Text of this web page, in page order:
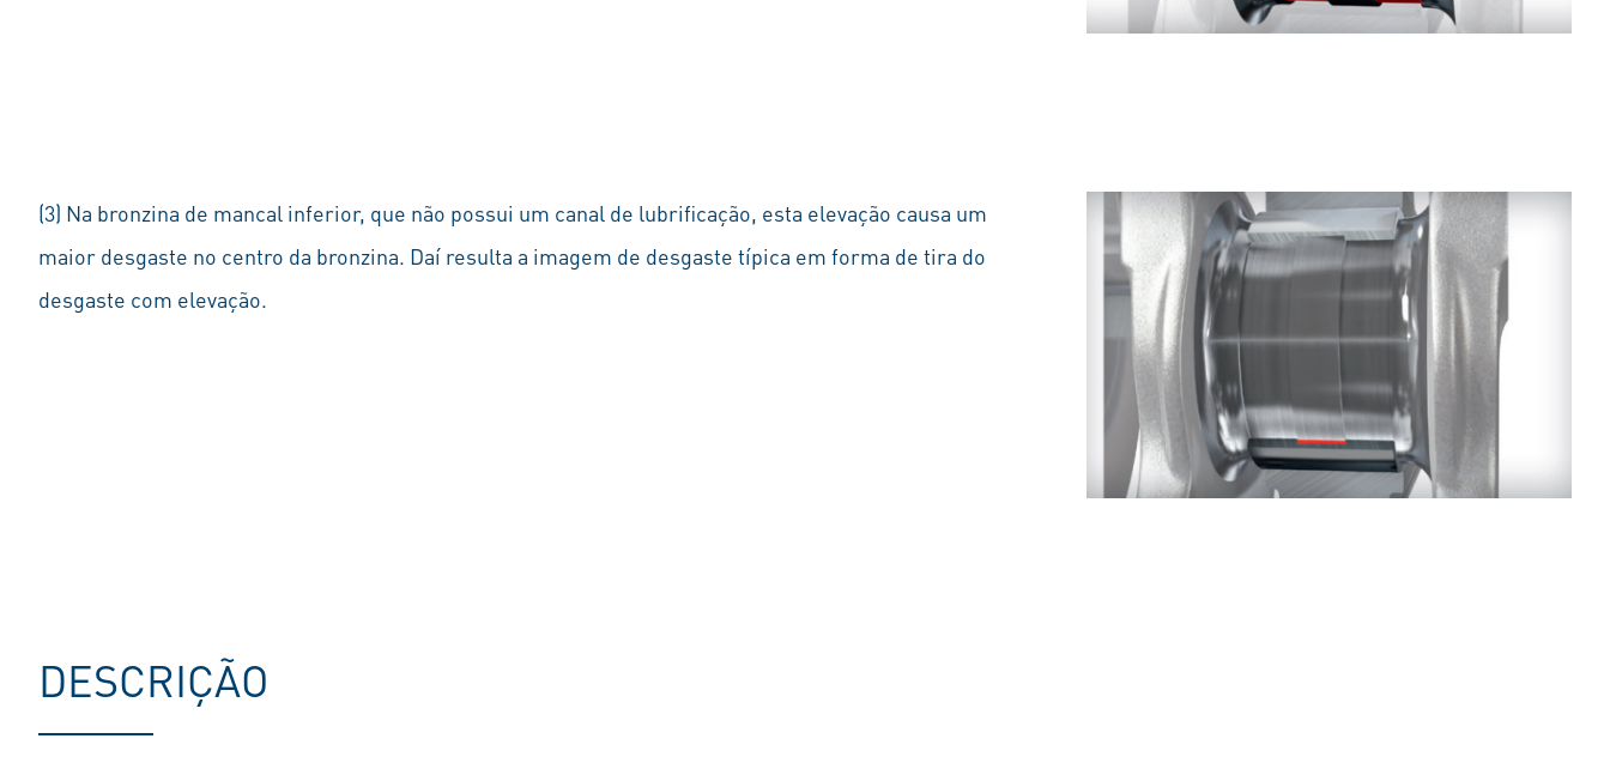
(3) Na bronzina de mancal inferior, que não possui um canal de lubrificação, esta elevação causa um
maior desgaste no centro da bronzina. Daí resulta a imagem de desgaste típica em forma de tira do
desgaste com elevação.
DESCRIÇÃO